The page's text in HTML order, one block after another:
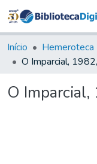
Início Hemeroteca
O Imparcial,
O